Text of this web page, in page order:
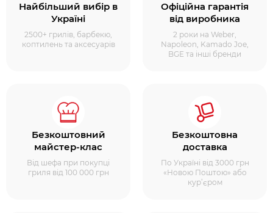
Найбільший вибір в
Україні
2500+ грилів, барбекю,
коптилень та аксесуарів
Офіційна гарантія
від виробника
2 роки на Weber,
Napoleon, Kamado Joe,
BGE та інші бренди
Безкоштовний
майстер-клас
Від шефа при покупці
гриля від 100 000 грн
Безкоштовна
доставка
По Україні від 3000 грн
«Новою Поштою» або
кур’єром